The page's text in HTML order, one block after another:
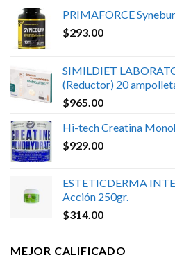
PRIMAFORCE
$293.00
SIMILDIET
(Reductor) 20
$965.00
Hi-tech Creatina
$929.00
ESTETICDERMA
Acción 250gr.
$314.00
MEJOR CALIFICADO